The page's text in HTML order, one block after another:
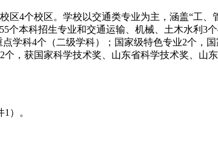
4个校区。学校以交通类专业为主，涵盖“工、
个本科招生专业和交通运输、机械、土木水利3
学科4个（二级学科）；国家级特色专业2个，
， 获国家科学技术奖、山东省科学技术奖、山
）。